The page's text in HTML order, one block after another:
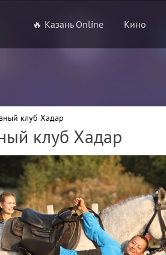
🔥 Казань Online Кино
клуб Хадар
клуб Хадар